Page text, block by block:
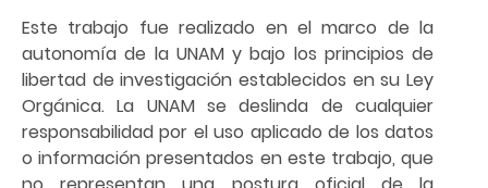
Este trabajo fue realizado en el marco de la
autonomía de la UNAM y bajo los principios de
libertad de investigación establecidos en su Ley
Orgánica. La UNAM se deslinda de cualquier
responsabilidad por el uso aplicado de los datos
o información presentados en este trabajo, que